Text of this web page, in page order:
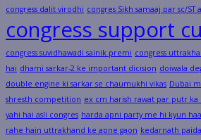
congress dalit virodhi congres Sikh samaaj par sc/
congress support
congress suvidhawadi sainik premi congress
hai dhami sarkar-2 ke important dicision doiwala
double engine ki sarkar se chaumukhi vikas Dubai
shresth competition ex cm harish rawat par putr ka
yahi hai asli congres harda apni party me hi kyun
rahe hain uttrakhand ke apne gaon kedarnath